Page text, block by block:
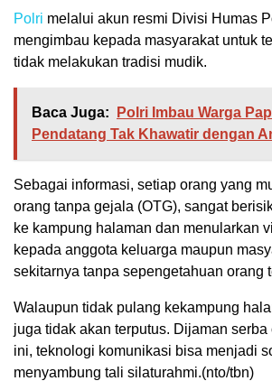
Polri melalui akun resmi Divisi Humas
mengimbau kepada masyarakat untuk
tidak melakukan tradisi mudik.
Baca Juga:
Polri Imbau Warga
Pendatang Tak Khawatir dengan
Sebagai informasi, setiap orang yang
orang tanpa gejala (OTG), sangat
ke kampung halaman dan menularkan
kepada anggota keluarga maupun
sekitarnya tanpa sepengetahuan orang
Walaupun tidak pulang kekampung
juga tidak akan terputus. Dijaman
ini, teknologi komunikasi bisa menjadi
menyambung tali silaturahmi.(nto/tbn)